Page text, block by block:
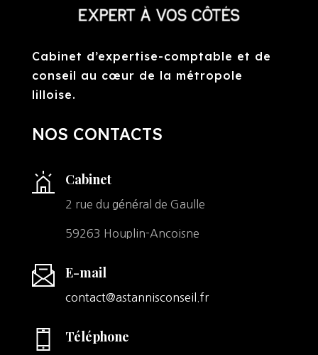
Cabinet d’expertise-comptable et de
conseil au cœur de la métropole
lilloise.
NOS CONTACTS
Cabinet
2 rue du général de Gaulle
59263 Houplin-Ancoisne
E-mail
contact@astannisconseil.fr
Téléphone